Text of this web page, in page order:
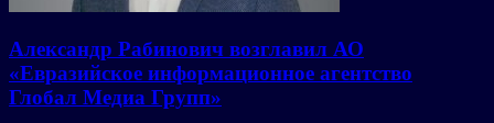
Александр Рабинович возглавил АО
«Евразийское информационное агентство
Глобал Медиа Групп»